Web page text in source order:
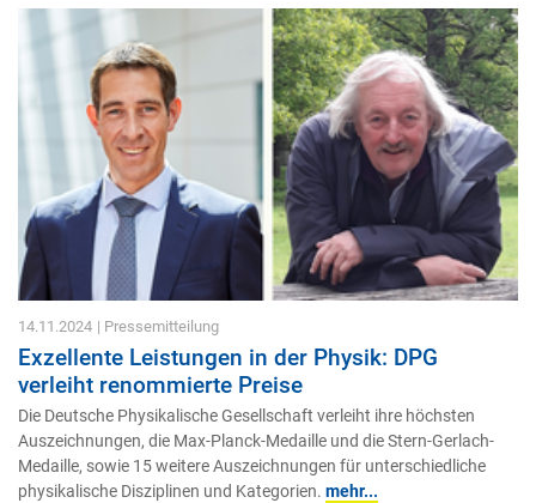
14.11.2024 | Pressemitteilung
Exzellente Leistungen in der Physik: DPG
verleiht renommierte Preise
Die Deutsche Physikalische Gesellschaft verleiht ihre höchsten
Auszeichnungen, die Max-Planck-Medaille und die Stern-Gerlach-
Medaille, sowie 15 weitere Auszeichnungen für unterschiedliche
physikalische Disziplinen und Kategorien. mehr...